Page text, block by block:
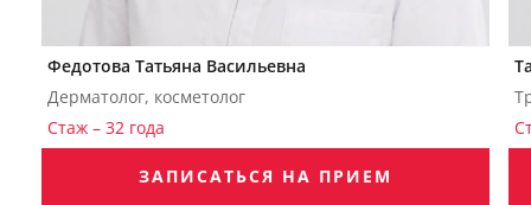
Федотова Татьяна Васильевна
Дерматолог, косметолог
Стаж – 32 года
ЗАПИСАТЬСЯ НА ПРИЕМ